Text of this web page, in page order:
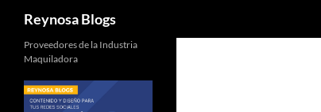
Reynosa Blogs
Proveedores de la Industria
Maquiladora